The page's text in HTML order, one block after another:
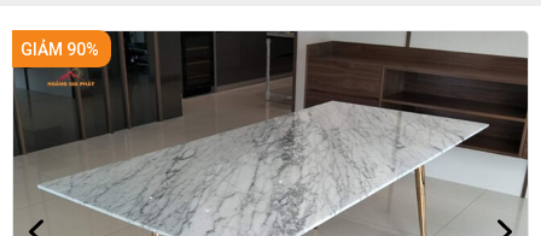
GIẢM 90%